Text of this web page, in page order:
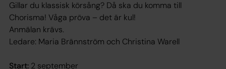
Gillar du klassisk körsång? Då ska du komma till
Chorisma! Våga pröva – det är kul!
Anmälan krävs.
Ledare: Maria Brännström och Christina Warell
Start: 2 september